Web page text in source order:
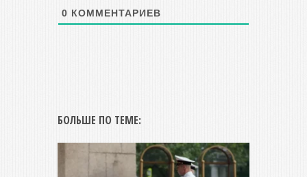
0 КОММЕНТАРИЕВ
БОЛЬШЕ ПО ТЕМЕ: